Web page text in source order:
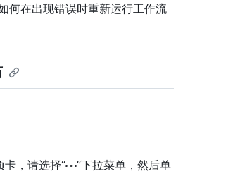
何在出现错误时重新运行工作流
，请选择“
”下拉菜单，然后单